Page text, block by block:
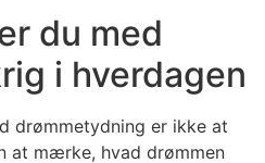
du med
i hverdagen
drømmetydning er ikke at
at mærke, hvad drømmen